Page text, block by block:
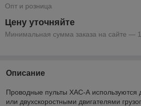
Опт и розница
Цену уточняйте
Минимальная сумма заказа на сайте —
Описание
Проводные пульты ХАС-А используются
или двухскоростными двигателями